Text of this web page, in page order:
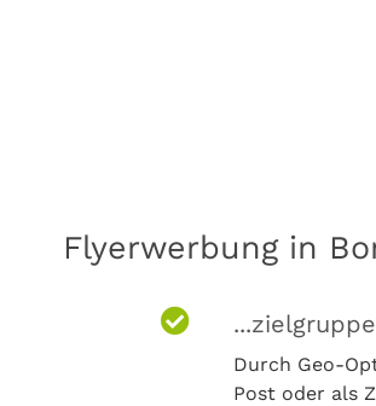
Flyerwerbung in
Durch Geo-
Post oder als